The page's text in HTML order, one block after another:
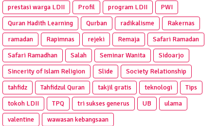
prestasi warga LDII
Profil program LDII
PWI
Quran Hadith Learning
Qurban radikalisme
Rakernas
ramadan
Rapimnas rejeki Remaja
Safari Ramadan
Safari Ramadhan
Salah Seminar Wanita
Sidoarjo
Sincerity of Islam Religion
Slide
Society Relationship
tahfidz
Tahfidzul Quran takjil gratis teknologi
Tips
tokoh LDII
TPQ tri sukses generus UB
ulama
valentine
wawasan kebangsaan